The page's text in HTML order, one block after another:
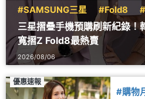
#SAMSUNG三星 #Fold8
三星摺疊手機預購刷新紀錄
寬摺Z Fold8最熱賣
2026/08/06
優惠速報
#購物